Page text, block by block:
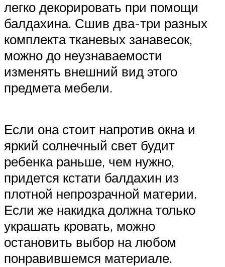
легко декорировать при помощи
балдахина. Сшив два-три разных
комплекта тканевых занавесок,
можно до неузнаваемости
изменять внешний вид этого
предмета мебели.
Если она стоит напротив окна и
яркий солнечный свет будит
ребенка раньше, чем нужно,
придется кстати балдахин из
плотной непрозрачной материи.
Если же накидка должна только
украшать кровать, можно
остановить выбор на любом
понравившемся материале.